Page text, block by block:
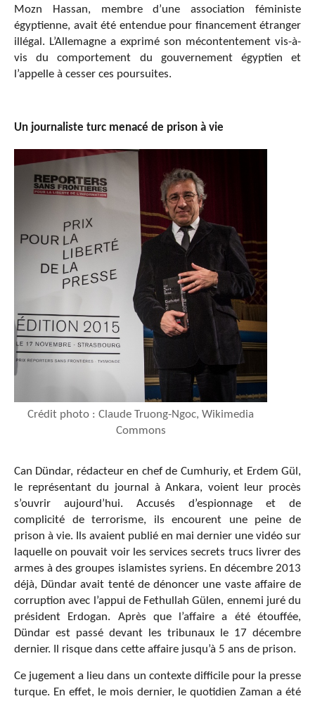
Mozn Hassan, membre d’une association féministe
égyptienne, avait été entendue pour financement étranger
illégal. L’Allemagne a exprimé son mécontentement vis-à-
vis du comportement du gouvernement égyptien et
l’appelle à cesser ces poursuites.
Un journaliste turc menacé de prison à vie
Crédit photo : Claude Truong-Ngoc, Wikimedia
Commons
Can Dündar, rédacteur en chef de Cumhuriy, et Erdem Gül,
le représentant du journal à Ankara, voient leur procès
s’ouvrir aujourd’hui. Accusés d’espionnage et de
complicité de terrorisme, ils encourent une peine de
prison à vie. Ils avaient publié en mai dernier une vidéo sur
laquelle on pouvait voir les services secrets trucs livrer des
armes à des groupes islamistes syriens. En décembre 2013
déjà, Dündar avait tenté de dénoncer une vaste affaire de
corruption avec l’appui de Fethullah Gülen, ennemi juré du
président Erdogan. Après que l’affaire a été étouffée,
Dündar est passé devant les tribunaux le 17 décembre
dernier. Il risque dans cette affaire jusqu’à 5 ans de prison.
Ce jugement a lieu dans un contexte difficile pour la presse
turque. En effet, le mois dernier, le quotidien Zaman a été